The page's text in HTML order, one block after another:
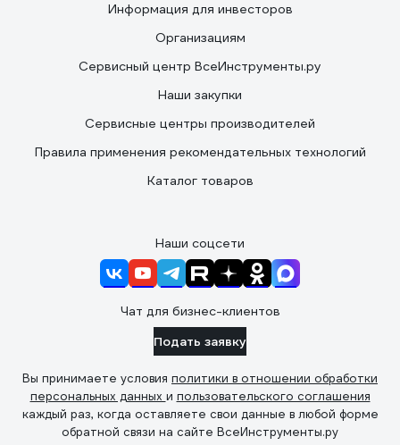
Информация для инвесторов
Организациям
Сервисный центр ВсеИнструменты.ру
Наши закупки
Сервисные центры производителей
Правила применения рекомендательных технологий
Каталог товаров
Наши соцсети
Чат для бизнес-клиентов
Подать заявку
Вы принимаете условия политики в отношении обработки
персональных данных и пользовательского соглашения
каждый раз, когда оставляете свои данные в любой форме
обратной связи на сайте ВсеИнструменты.ру